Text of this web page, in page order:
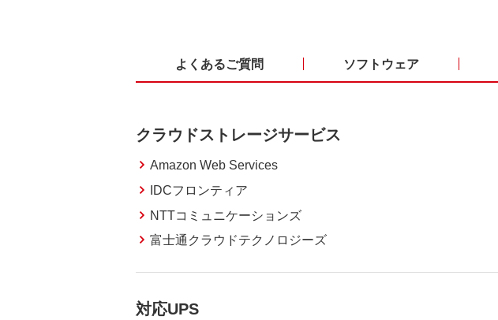
よくあるご質問 ソフトウェア
クラウドストレージサービス
Amazon Web Services
IDCフロンティア
NTTコミュニケーションズ
富士通クラウドテクノロジーズ
対応UPS